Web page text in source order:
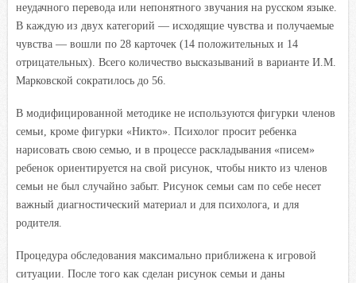
неудачного перевода или непонятного звучания на русском языке.
В каждую из двух категорий — исходящие чувства и получаемые
чувства — вошли по 28 карточек (14 положительных и 14
отрицательных). Всего количество высказываний в варианте И.М.
Марковской сократилось до 56.
В модифицированной методике не используются фигурки членов
семьи, кроме фигурки «Никто». Психолог просит ребенка
нарисовать свою семью, и в процессе раскладывания «писем»
ребенок ориентируется на свой рисунок, чтобы никто из членов
семьи не был случайно забыт. Рисунок семьи сам по себе несет
важный диагностический материал и для психолога, и для
родителя.
Процедура обследования максимально приближена к игровой
ситуации. После того как сделан рисунок семьи и даны